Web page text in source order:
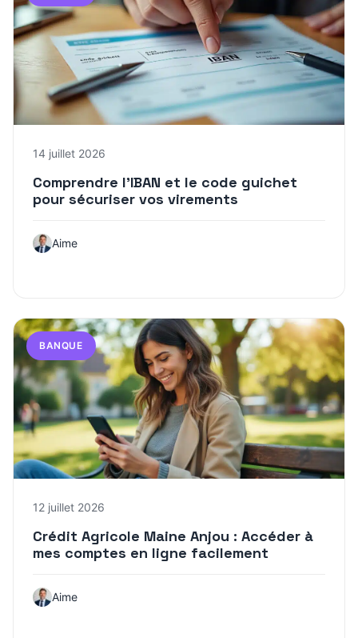
14 juillet 2026
Comprendre l’IBAN et le code guichet
pour sécuriser vos virements
Aime
BANQUE
12 juillet 2026
Crédit Agricole Maine Anjou : Accéder à
mes comptes en ligne facilement
Aime